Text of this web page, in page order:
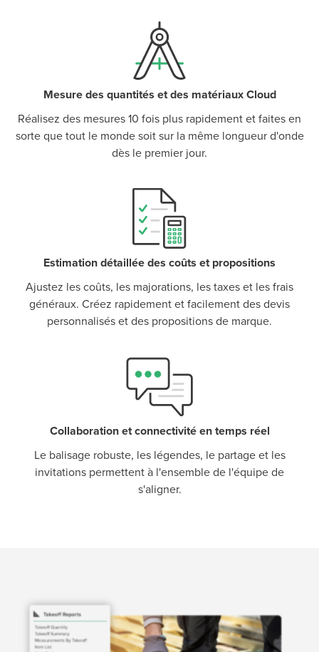
Mesure des quantités et des matériaux Cloud
Réalisez des mesures 10 fois plus rapidement et faites en
sorte que tout le monde soit sur la même longueur d'onde
dès le premier jour.
Estimation détaillée des coûts et propositions
Ajustez les coûts, les majorations, les taxes et les frais
généraux. Créez rapidement et facilement des devis
personnalisés et des propositions de marque.
Collaboration et connectivité en temps réel
Le balisage robuste, les légendes, le partage et les
invitations permettent à l'ensemble de l'équipe de
s'aligner.